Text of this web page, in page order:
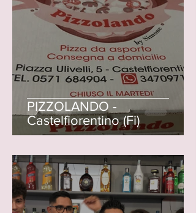
PIZZOLANDO -
Castelfiorentino (Fi)